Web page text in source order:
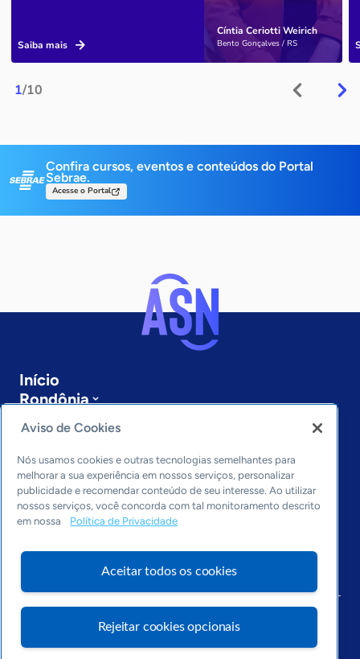
1/10
Cíntia Ceriotti Weirich
Bento Gonçalves / RS
Saiba mais
Confira cursos, eventos e conteúdos do Portal
Sebrae.
Acesse o Portal
Início
Rondônia
Sobre a ASN
Últimas notícias
Entre em contato
Editorias
Economia & Política
Inovação & Tecnologia
Cultura empreendedora
Arquivo
Aviso de Cookies
Nós usamos cookies e outras tecnologias semelhantes para
melhorar a sua experiência em nossos serviços, personalizar
publicidade e recomendar conteúdo de seu interesse. Ao utilizar
nossos serviços, você concorda com tal monitoramento descrito
em nossa
Política de Privacidade
Aceitar todos os cookies
Rejeitar cookies opcionais